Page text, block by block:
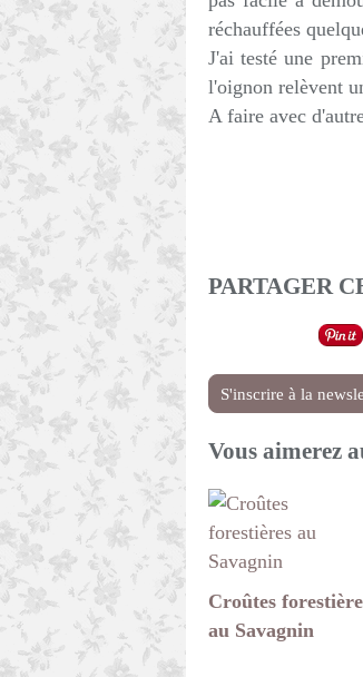
réchauffées
J'ai testé une
l'oignon relèvent
A faire avec
PARTAGER
S'inscrire à la
Vous aimerez
Croûtes
au Savagnin